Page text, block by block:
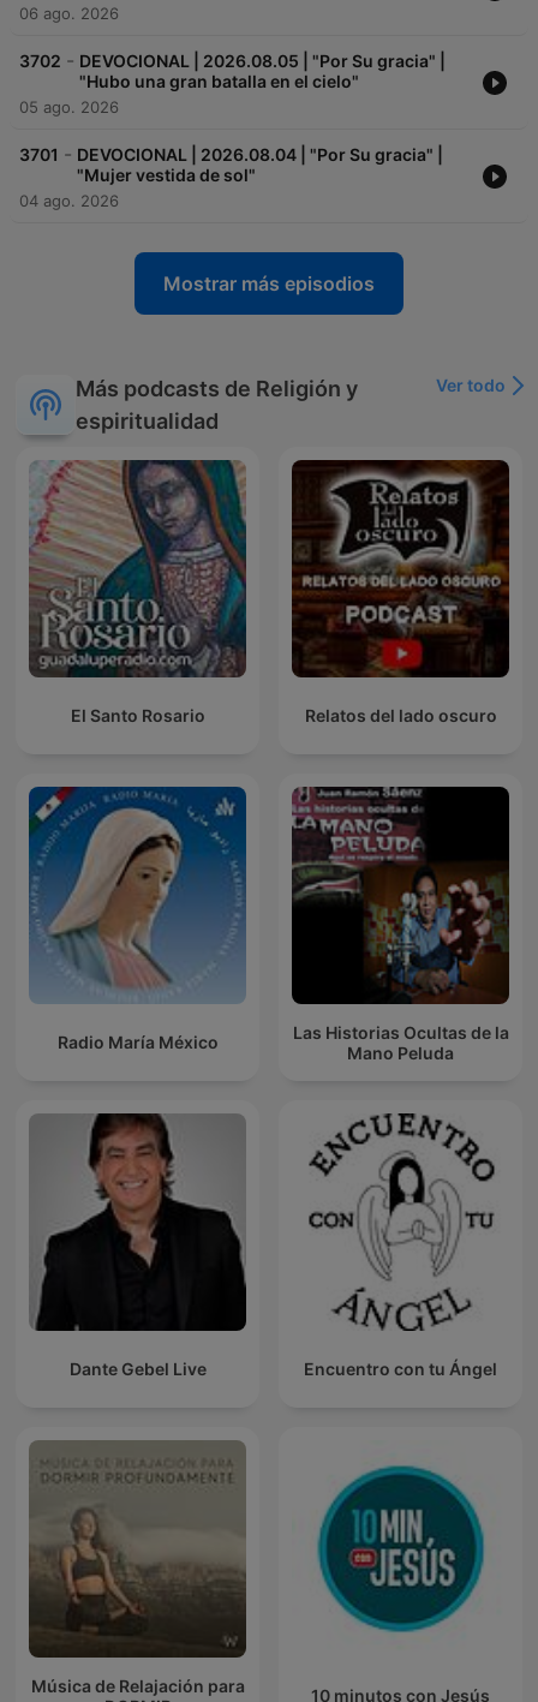
06 ago. 2026
3702 - DEVOCIONAL | 2026.08.05 | "Por Su gracia" |
"Hubo una gran batalla en el cielo"
05 ago. 2026
3701 - DEVOCIONAL | 2026.08.04 | "Por Su gracia" |
"Mujer vestida de sol"
04 ago. 2026
Mostrar más episodios
Más podcasts de Religión y
espiritualidad
Ver todo
El Santo Rosario Relatos del lado oscuro
Radio María México
Las Historias Ocultas de la
Mano Peluda
Dante Gebel Live Encuentro con tu Ángel
Música de Relajación para
10 minutos con Jesús